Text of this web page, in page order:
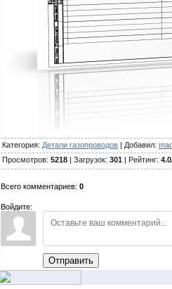
Категория: Детали газопроводов | Добавил:
Просмотров: 5218 | Загрузок: 301 | Рейтинг: 4.0
Всего комментариев: 0
Войдите:
Отправить